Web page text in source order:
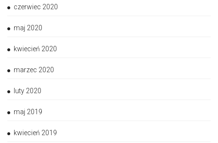
czerwiec 2020
maj 2020
kwiecień 2020
marzec 2020
luty 2020
maj 2019
kwiecień 2019